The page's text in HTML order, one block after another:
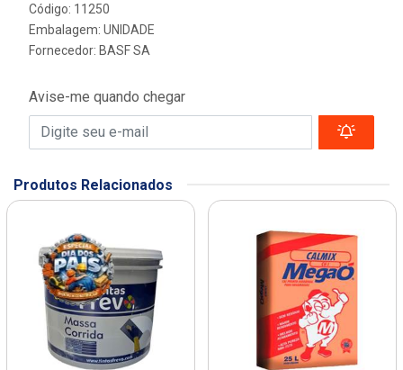
Código: 11250
Embalagem: UNIDADE
Fornecedor: BASF SA
Avise-me quando chegar
Produtos Relacionados